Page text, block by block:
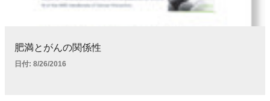
肥満とがんの関係性
日付: 8/26/2016